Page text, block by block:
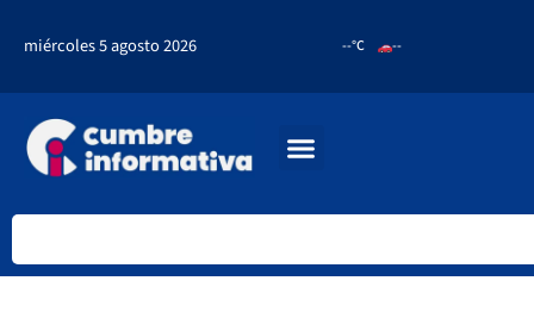
miércoles 5 agosto 2026 --°C --